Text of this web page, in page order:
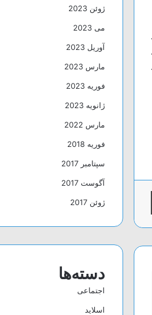
ژوئن 2023
می 2023
آوریل 2023
مارس 2023
فوریه 2023
ژانویه 2023
مارس 2022
فوریه 2018
سپتامبر 2017
آگوست 2017
ژوئن 2017
دسته‌ها
اجتماعی
اسلاید